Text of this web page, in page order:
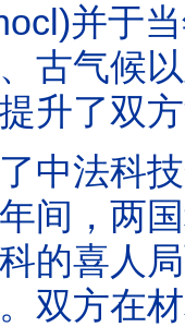
并于
古气候
升了双
法科技
间，两
的喜人
双方在